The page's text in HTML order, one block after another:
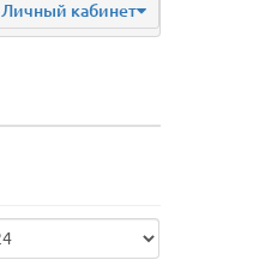
Личный кабинет